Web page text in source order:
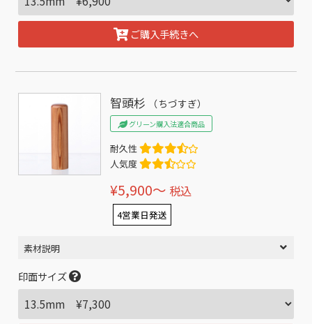
ご購入手続きへ
智頭杉 （ちづすぎ）
グリーン購入法適合商品
耐久性
人気度
¥5,900〜 税込
4営業日発送
素材説明
印面サイズ